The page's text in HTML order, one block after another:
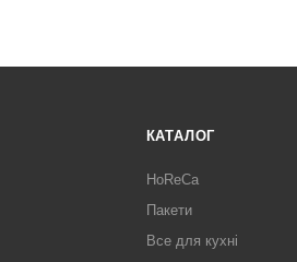
КАТАЛОГ
HoReCa
Пакети
Все для кухні